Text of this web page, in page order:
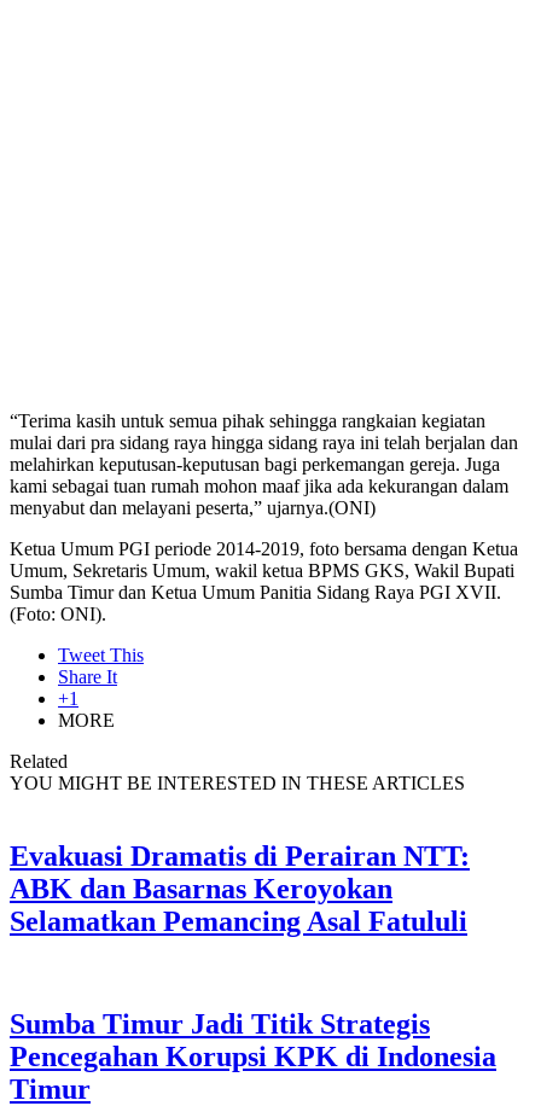
“Terima kasih untuk semua pihak sehingga rangkaian kegiatan
mulai dari pra sidang raya hingga sidang raya ini telah berjalan dan
melahirkan keputusan-keputusan bagi perkemangan gereja. Juga
kami sebagai tuan rumah mohon maaf jika ada kekurangan dalam
menyabut dan melayani peserta,” ujarnya.(ONI)
Ketua Umum PGI periode 2014-2019, foto bersama dengan Ketua
Umum, Sekretaris Umum, wakil ketua BPMS GKS, Wakil Bupati
Sumba Timur dan Ketua Umum Panitia Sidang Raya PGI XVII.
(Foto: ONI).
Tweet This
Share It
+1
MORE
Related
YOU MIGHT BE INTERESTED IN THESE ARTICLES
Evakuasi Dramatis di Perairan NTT:
ABK dan Basarnas Keroyokan
Selamatkan Pemancing Asal Fatululi
Sumba Timur Jadi Titik Strategis
Pencegahan Korupsi KPK di Indonesia
Timur